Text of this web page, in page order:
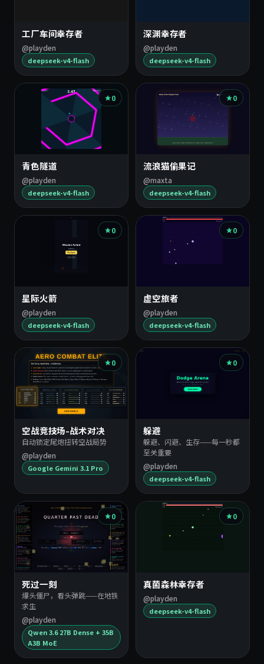
工厂车间幸存者
@playden
deepseek-v4-flash
深渊幸存者
@playden
deepseek-v4-flash
0
青色隧道
@playden
deepseek-v4-flash
0
流浪猫偷果记
@maxta
deepseek-v4-flash
0
星际火箭
@playden
deepseek-v4-flash
0
虚空旅者
@playden
deepseek-v4-flash
0
空战竞技场-战术对决
自动锁定尾炮扭转空战局势
@playden
Google Gemini 3.1 Pro
0
躲避
躲避、闪避、生存——每一秒都
至关重要
@playden
deepseek-v4-flash
0
死过一刻
爆头僵尸，看头弹跳——在地铁
求生
@playden
Qwen 3.6 27B Dense + 35B
A3B MoE
0
真菌森林幸存者
@playden
deepseek-v4-flash